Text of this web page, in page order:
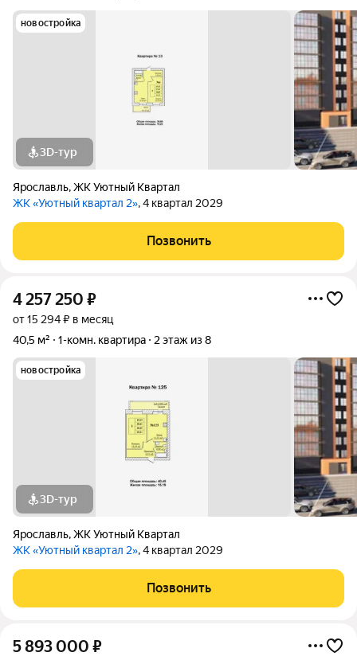
новостройка
3D-тур
Ярославль,ЖК Уютный Квартал
ЖК «Уютный квартал 2», 4 квартал 2029
Позвонить
4 257 250 ₽
от 15 294 ₽ в месяц
40,5 м²
1-комн. квартира 2 этаж из 8
новостройка
3D-тур
Ярославль,ЖК Уютный Квартал
ЖК «Уютный квартал 2», 4 квартал 2029
Позвонить
5 893 000 ₽